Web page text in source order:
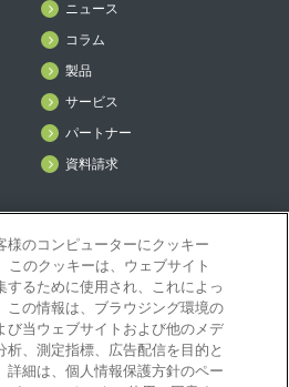
ニュース
コラム
製品
サービス
パートナー
資料請求
者）
会員専用）
ら
様のコンピューターにクッキー
このクッキーは、ウェブサイト
するために使用され、これによっ
この情報は、ブラウジング環境の
び当ウェブサイトおよび他のメデ
析、測定指標、広告配信を目的と
詳細は、個人情報保護方針のペー